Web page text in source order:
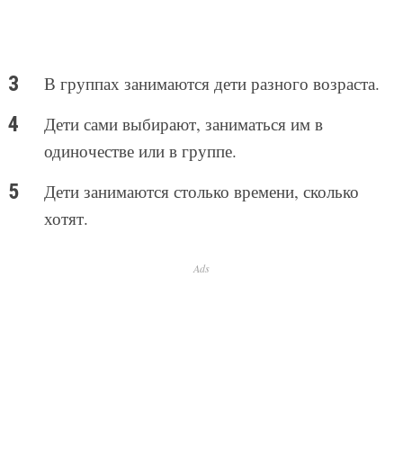
В группах занимаются дети разного возраста.
Дети сами выбирают, заниматься им в
одиночестве или в группе.
Дети занимаются столько времени, сколько
хотят.
Ads